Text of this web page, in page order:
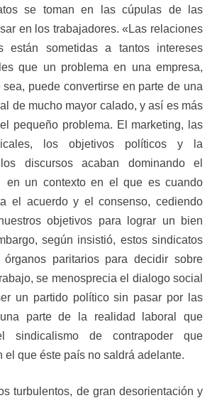
se toman en las cúpulas de las
en los trabajadores. «Las relaciones
están sometidas a tantos intereses
que un problema en una empresa,
puede convertirse en parte de una
de mucho mayor calado, y así es más
pequeño problema. El marketing, las
los objetivos políticos y la
discursos acaban dominando el
en un contexto en el que es cuando
el acuerdo y el consenso, cediendo
objetivos para lograr un bien
según insistió, estos sindicatos
paritarios para decidir sobre
se menosprecia el dialogo social
un partido político sin pasar por las
parte de la realidad laboral que
sindicalismo de contrapoder que
el que éste país no saldrá adelante.
turbulentos, de gran desorientación y